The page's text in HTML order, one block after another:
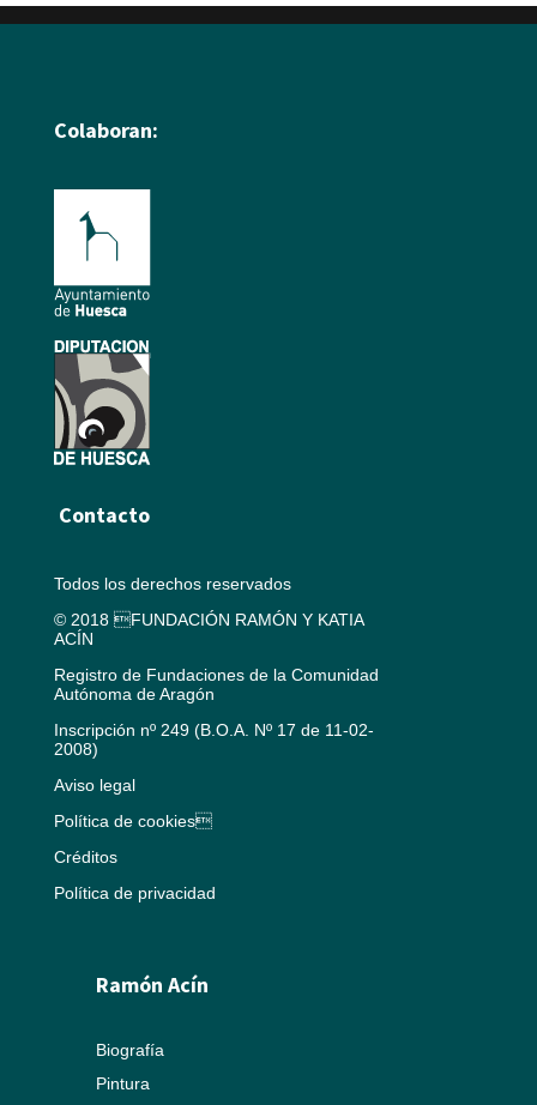
Colaboran:
Contacto
Todos los derechos reservados
© 2018 FUNDACIÓN RAMÓN Y KATIA
ACÍN
Registro de Fundaciones de la Comunidad
Autónoma de Aragón
Inscripción nº 249 (B.O.A. Nº 17 de 11-02-
2008)
Aviso legal
Política de cookies
Créditos
Política de privacidad
Ramón Acín
Biografía
Pintura